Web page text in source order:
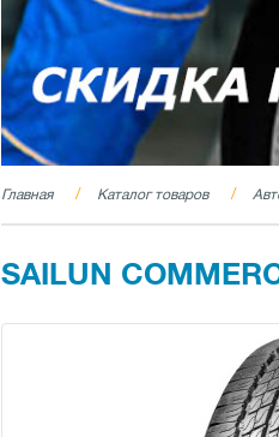
Главная Каталог товаров
SAILUN